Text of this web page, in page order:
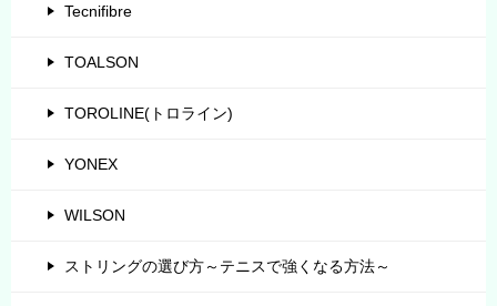
Tecnifibre
TOALSON
TOROLINE(トロライン)
YONEX
WILSON
ストリングの選び方～テニスで強くなる方法～